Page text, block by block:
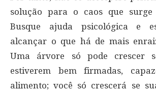
solução para o caos que surge
Busque ajuda psicológica e
alcançar o que há de mais
Uma árvore só pode crescer
estiverem bem firmadas,
alimento; você só crescerá se